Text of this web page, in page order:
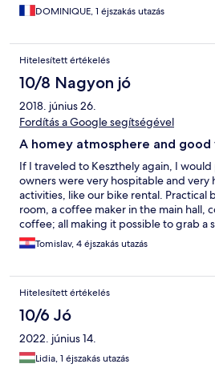
DOMINIQUE, 1 éjszakás utazás
Hitelesített értékelés
10/8 Nagyon jó
2018. június 26.
Fordítás a Google segítségével
A homey atmosphere and
If I traveled to Keszthely again, I
owners were very hospitable and very
activities, like our bike rental. Practical
room, a coffee maker in the main hall,
coffee; all making it possible to grab a
the morning. The neighbourhood is
the lake, the beach and the center of
who's planning to spend the most of
outdoors, but still needs a decent and
sleep.
Tomislav, 4 éjszakás utazás
Hitelesített értékelés
10/6 Jó
2022. június 14.
Lidia, 1 éjszakás utazás